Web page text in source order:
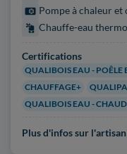
Pompe à chaleur
Chauffe-eau
Certifications
QUALIBOIS EAU - POÊLE
CHAUFFAGE+
QUALIBOIS EAU -
Plus d'infos sur l'artisan